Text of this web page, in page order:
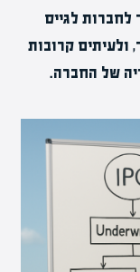
לגייס
ולעיתים קרובות
של החברה.